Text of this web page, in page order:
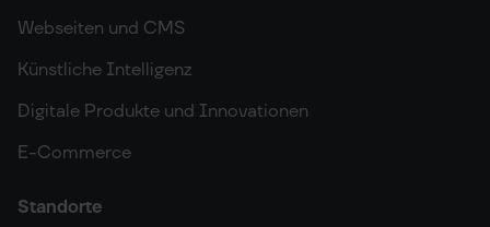
Webseiten und CMS
Künstliche Intelligenz
Digitale Produkte und Innovationen
E-Commerce
Standorte